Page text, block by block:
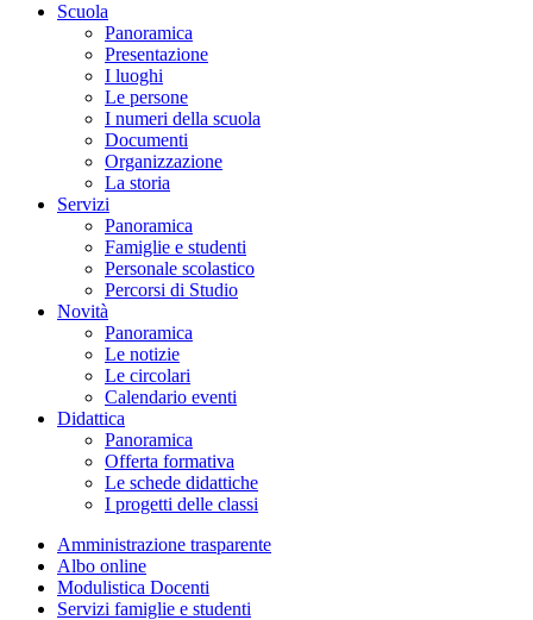
Scuola
Panoramica
Presentazione
I luoghi
Le persone
I numeri della scuola
Documenti
Organizzazione
La storia
Servizi
Panoramica
Famiglie e studenti
Personale scolastico
Percorsi di Studio
Novità
Panoramica
Le notizie
Le circolari
Calendario eventi
Didattica
Panoramica
Offerta formativa
Le schede didattiche
I progetti delle classi
Amministrazione trasparente
Albo online
Modulistica Docenti
Servizi famiglie e studenti